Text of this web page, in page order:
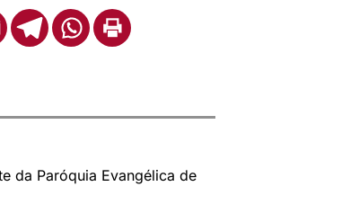
da Paróquia Evangélica de